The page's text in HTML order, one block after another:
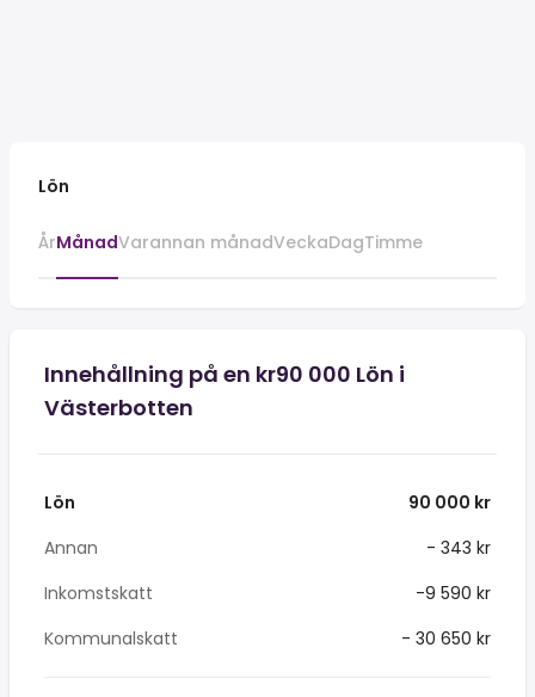
Lön
ÅrMånadVarannan månadVeckaDagTimme
Innehållning på en kr90 000 Lön i
Västerbotten
Lön
90 000 kr
Annan
- 343 kr
Inkomstskatt
-9 590 kr
Kommunalskatt
- 30 650 kr